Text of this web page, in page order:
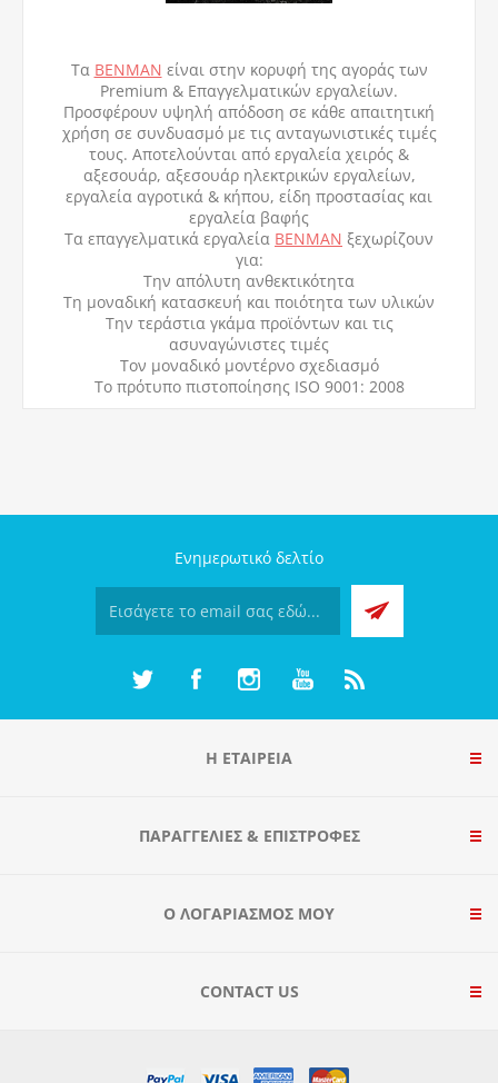
Τα BENMAN είναι στην κορυφή της αγοράς των
Premium & Επαγγελματικών εργαλείων.
Προσφέρουν υψηλή απόδοση σε κάθε απαιτητική
χρήση σε συνδυασμό με τις ανταγωνιστικές τιμές
τους. Αποτελούνται από εργαλεία χειρός &
αξεσουάρ, αξεσουάρ ηλεκτρικών εργαλείων,
εργαλεία αγροτικά & κήπου, είδη προστασίας και
εργαλεία βαφής
Τα επαγγελματικά εργαλεία BENMAN ξεχωρίζουν
για:
Την απόλυτη ανθεκτικότητα
Τη μοναδική κατασκευή και ποιότητα των υλικών
Την τεράστια γκάμα προϊόντων και τις
ασυναγώνιστες τιμές
Τον μοναδικό μοντέρνο σχεδιασμό
Το πρότυπο πιστοποίησης ISO 9001: 2008
Ενημερωτικό δελτίο
Η ΕΤΑΙΡΕΙΑ
ΠΑΡΑΓΓΕΛΊΕΣ & ΕΠΙΣΤΡΟΦΈΣ
Ο ΛΟΓΑΡΙΑΣΜΌΣ ΜΟΥ
CONTACT US